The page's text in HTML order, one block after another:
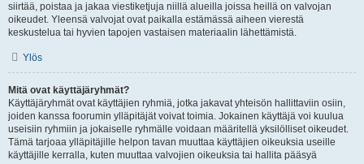
siirtää, poistaa ja jakaa viestiketjuja niillä alueilla joissa heillä on valvojan
oikeudet. Yleensä valvojat ovat paikalla estämässä aiheen vierestä
keskustelua tai hyvien tapojen vastaisen materiaalin lähettämistä.
Ylös
Mitä ovat käyttäjäryhmät?
Käyttäjäryhmät ovat käyttäjien ryhmiä, jotka jakavat yhteisön hallittaviin osiin,
joiden kanssa foorumin ylläpitäjät voivat toimia. Jokainen käyttäjä voi kuulua
useisiin ryhmiin ja jokaiselle ryhmälle voidaan määritellä yksilölliset oikeudet.
Tämä tarjoaa ylläpitäjille helpon tavan muuttaa käyttäjien oikeuksia useille
käyttäjille kerralla, kuten muuttaa valvojien oikeuksia tai hallita pääsyä